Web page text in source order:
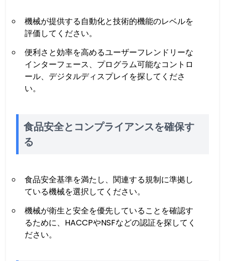
機械が提供する自動化と技術的機能のレベルを
評価してください。
便利さと効率を高めるユーザーフレンドリーな
インターフェース、プログラム可能なコントロ
ール、デジタルディスプレイを探してくださ
い。
食品安全とコンプライアンスを確保す
る
食品安全基準を満たし、関連する規制に準拠し
ている機械を選択してください。
機械が衛生と安全を優先していることを確認す
るために、HACCPやNSFなどの認証を探してく
ださい。